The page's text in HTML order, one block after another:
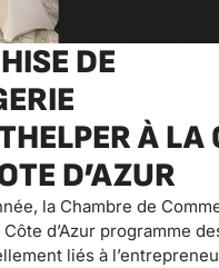
DE
À LA
D’AZUR
la Chambre de
d’Azur programme
liés à